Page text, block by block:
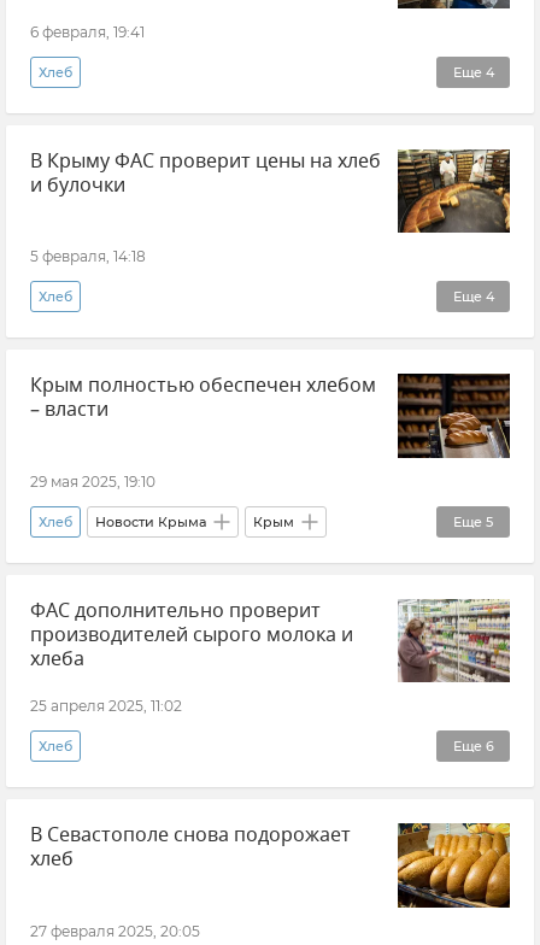
6 февраля, 19:41
Еще 4
Хлеб
ФАС (Федеральная антимонопольная служба)
Цены в Крыму Анатолий Гук
Минпромторг РК
В Крыму ФАС проверит цены на хлеб
и булочки
5 февраля, 14:18
Еще 4
Хлеб
ФАС (Федеральная антимонопольная служба)
Новости Крыма Крым Цены в Крыму
Крым полностью обеспечен хлебом
– власти
29 мая 2025, 19:10
Еще 5
Хлеб Новости Крыма Крым
Продовольственная безопасность Крыма
Мясо Фрукты Минсельхоз Крыма
Минпром Крыма
ФАС дополнительно проверит
производителей сырого молока и
хлеба
25 апреля 2025, 11:02
Еще 6
Хлеб
ФАС (Федеральная антимонопольная служба)
Продукты Цены и тарифы
В Севастополе снова подорожает
хлеб
27 февраля 2025, 20:05